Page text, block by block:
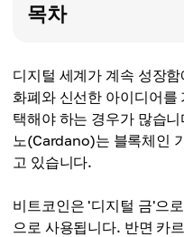
목차
디지털 세계가 계속 성장
화폐와 신선한 아이디어를
택해야 하는 경우가 많습
노(Cardano)는 블록체인
고 있습니다.
비트코인은 '디지털 금'으
으로 사용됩니다. 반면 카